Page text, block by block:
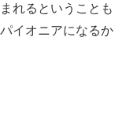
れるということも
イオニアになるか